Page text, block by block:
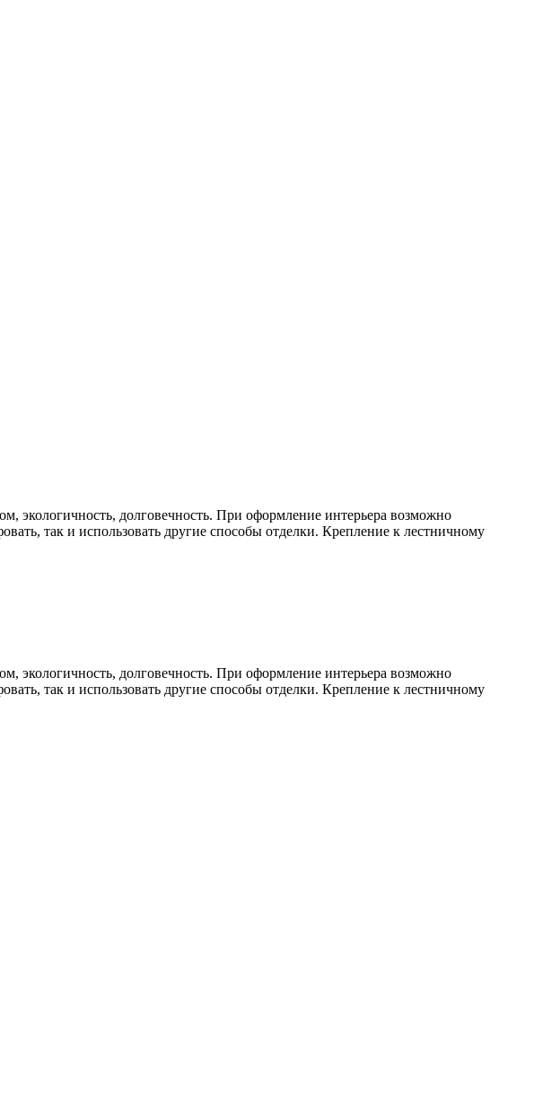
экологичность, долговечность. При оформление интерьера возможно
так и использовать другие способы отделки. Крепление к лестничному
экологичность, долговечность. При оформление интерьера возможно
так и использовать другие способы отделки. Крепление к лестничному